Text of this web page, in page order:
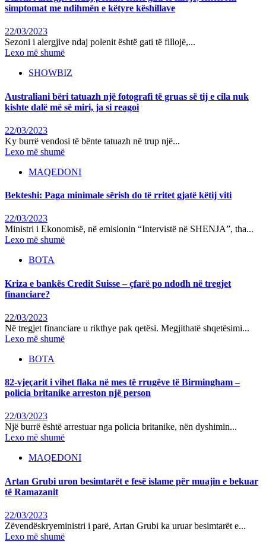
simptomat me ndihmën e këtyre këshillave
22/03/2023
Sezoni i alergjive ndaj polenit është gati të fillojë,...
Lexo më shumë
SHOWBIZ
Australiani bëri tatuazh një fotografi të gruas së tij e cila nuk
kishte dalë më së miri, ja si reagoi
22/03/2023
Ky burrë vendosi të bënte tatuazh në trup një...
Lexo më shumë
MAQEDONI
Bekteshi: Paga minimale sërish do të rritet gjatë këtij viti
22/03/2023
Ministri i Ekonomisë, në emisionin “Intervistë në SHENJA”, tha...
Lexo më shumë
BOTA
Kriza e bankës Credit Suisse – çfarë po ndodh në tregjet
financiare?
22/03/2023
Në tregjet financiare u rikthye pak qetësi. Megjithatë shqetësimi...
Lexo më shumë
BOTA
82-vjeçarit i vihet flaka në mes të rrugëve të Birmingham –
policia britanike arreston një person
22/03/2023
Një burrë është arrestuar nga policia britanike, nën dyshimin...
Lexo më shumë
MAQEDONI
Artan Grubi uron besimtarët e fesë islame për muajin e bekuar
të Ramazanit
22/03/2023
Zëvendëskryeministri i parë, Artan Grubi ka uruar besimtarët e...
Lexo më shumë